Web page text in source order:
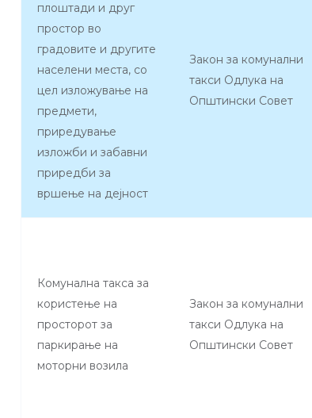
плоштади и друг
простор во
градовите и другите
населени места, со
цел изложување на
предмети,
приредување
изложби и забавни
приредби за
вршење на дејност
Закон за комунални
такси Одлука на
Општински Совет
Комунална такса за
користење на
просторот за
паркирање на
моторни возила
Закон за комунални
такси Одлука на
Општински Совет